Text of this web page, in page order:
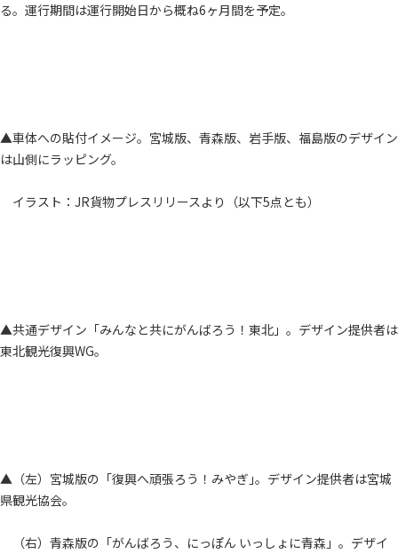
る。運行期間は運行開始日から概ね6ヶ月間を予定。
▲車体への貼付イメージ。宮城版、青森版、岩手版、福島版のデザイン
は山側にラッピング。
イラスト：JR貨物プレスリリースより（以下5点とも）
▲共通デザイン「みんなと共にがんばろう！東北」。デザイン提供者は
東北観光復興WG。
▲（左）宮城版の「復興へ頑張ろう！みやぎ｣。デザイン提供者は宮城
県観光協会。
（右）青森版の「がんばろう、にっぽん いっしょに青森」。デザイ